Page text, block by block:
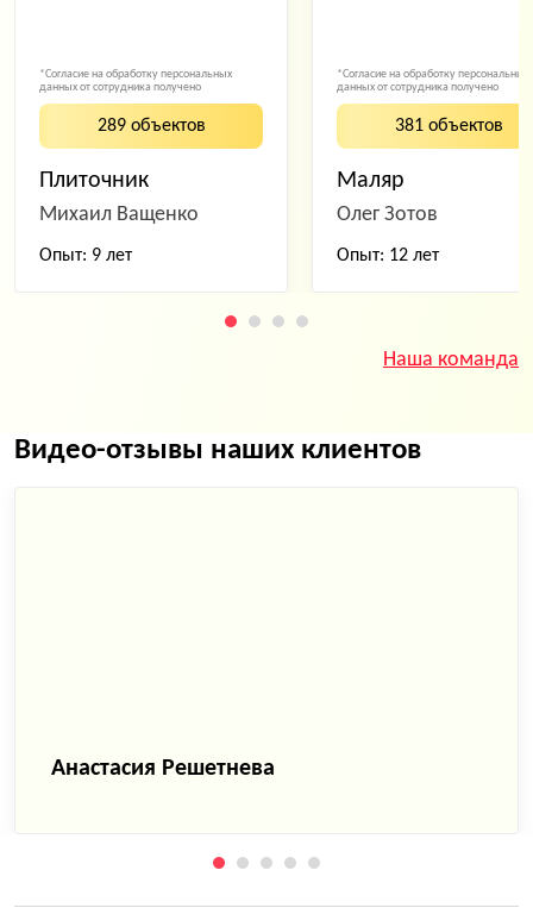
*Согласие на обработку персональных
данных от сотрудника получено
289 объектов
Плиточник
Михаил Ващенко
Опыт: 9 лет
*Согласие на обработку персональных
данных от сотрудника получено
381 объектов
Маляр
Олег Зотов
Опыт: 12 лет
Наша команда
Видео-отзывы наших клиентов
Анастасия Решетнева